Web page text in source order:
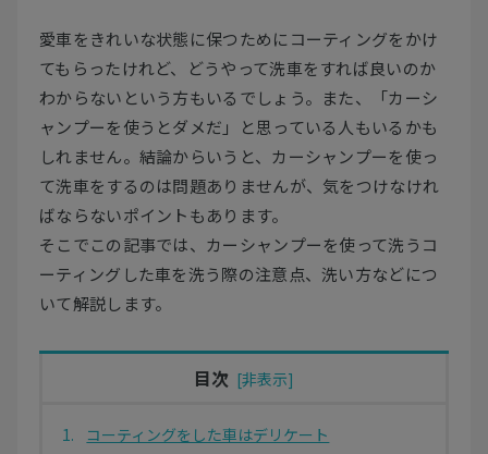
愛車をきれいな状態に保つためにコーティングをかけ
てもらったけれど、どうやって洗車をすれば良いのか
わからないという方もいるでしょう。また、「カーシ
ャンプーを使うとダメだ」と思っている人もいるかも
しれません。結論からいうと、カーシャンプーを使っ
て洗車をするのは問題ありませんが、気をつけなけれ
ばならないポイントもあります。
そこでこの記事では、カーシャンプーを使って洗うコ
ーティングした車を洗う際の注意点、洗い方などにつ
いて解説します。
目次
コーティングをした車はデリケート